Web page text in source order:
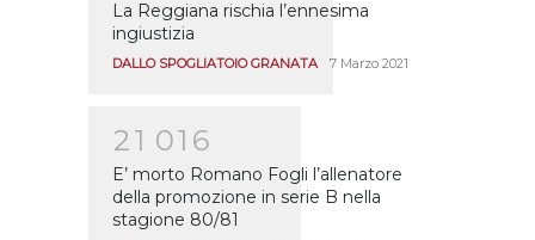
La Reggiana rischia l’ennesima
ingiustizia
DALLO SPOGLIATOIO GRANATA 7 Marzo 2021
21 01 6
E’ morto Romano Fogli l’allenatore
della promozione in serie B nella
stagione 80/81